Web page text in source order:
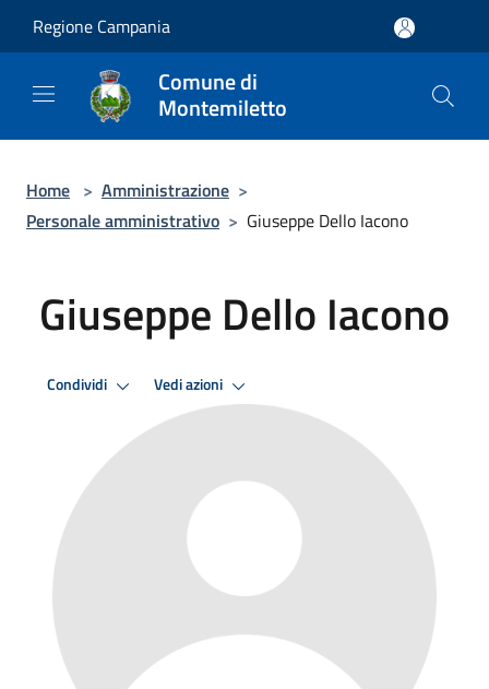
Regione Campania
Comune di
Montemiletto
Home > Amministrazione >
Personale amministrativo > Giuseppe Dello Iacono
Giuseppe Dello Iacono
Condividi Vedi azioni